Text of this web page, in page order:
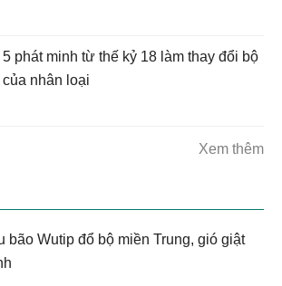
5 phát minh từ thế kỷ 18 làm thay đổi bộ
của nhân loại
Xem thêm
bão Wutip đổ bộ miền Trung, gió giật